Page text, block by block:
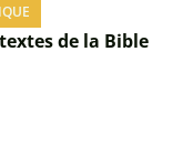
de la Bible